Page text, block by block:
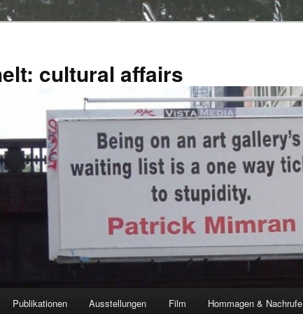
cultural affairs
Publikationen Ausstellungen Film Hommagen & Nachrufe